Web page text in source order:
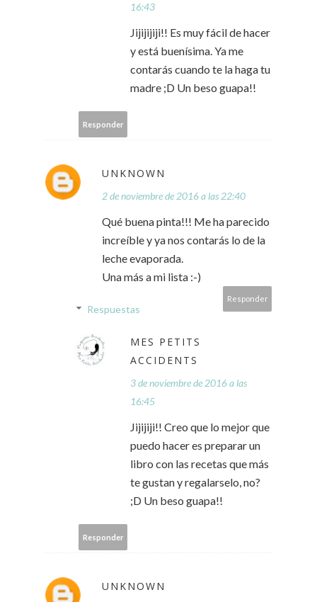
16:43
Jijijijiji!! Es muy fácil de hacer
y está buenísima. Ya me
contarás cuando te la haga tu
madre ;D Un beso guapa!!
Responder
UNKNOWN
2 de noviembre de 2016 a las 22:40
Qué buena pinta!!! Me ha parecido
increíble y ya nos contarás lo de la
leche evaporada.
Una más a mi lista :-)
Responder
Respuestas
MES PETITS
ACCIDENTS
3 de noviembre de 2016 a las
16:45
Jijijiji!! Creo que lo mejor que
puedo hacer es preparar un
libro con las recetas que más
te gustan y regalarselo, no?
;D Un beso guapa!!
Responder
UNKNOWN